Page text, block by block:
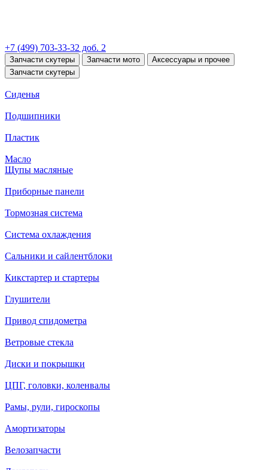
+7 (499) 703-33-32 доб. 2
Запчасти скутеры Запчасти мото
Аксессуары и прочее
Запчасти скутеры
Сиденья
Подшипники
Пластик
Масло
Щупы масляные
Приборные панели
Тормозная система
Система охлаждения
Сальники и сайлентблоки
Кикстартер и стартеры
Глушители
Привод спидометра
Ветровые стекла
Диски и покрышки
ЦПГ, головки, коленвалы
Рамы, рули, гироскопы
Амортизаторы
Велозапчасти